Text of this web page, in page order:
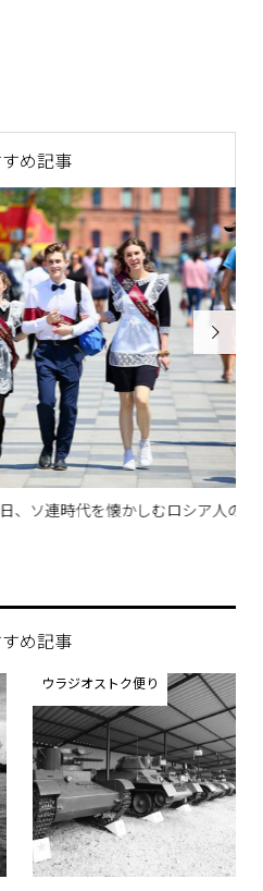
め記事
連時代を懐かしむロシア人の気
ロ

め記事
ウラジオストク便り